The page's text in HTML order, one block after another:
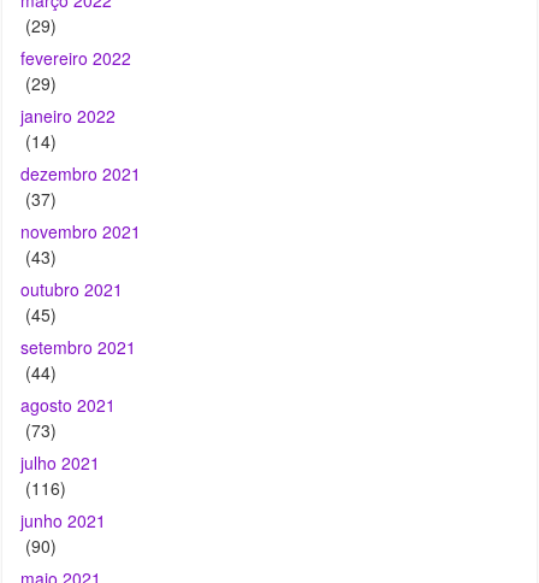
janeiro 2022
(14)
dezembro 2021
(37)
novembro 2021
(43)
outubro 2021
(45)
setembro 2021
(44)
agosto 2021
(73)
julho 2021
(116)
junho 2021
(90)
maio 2021
(61)
abril 2021
(92)